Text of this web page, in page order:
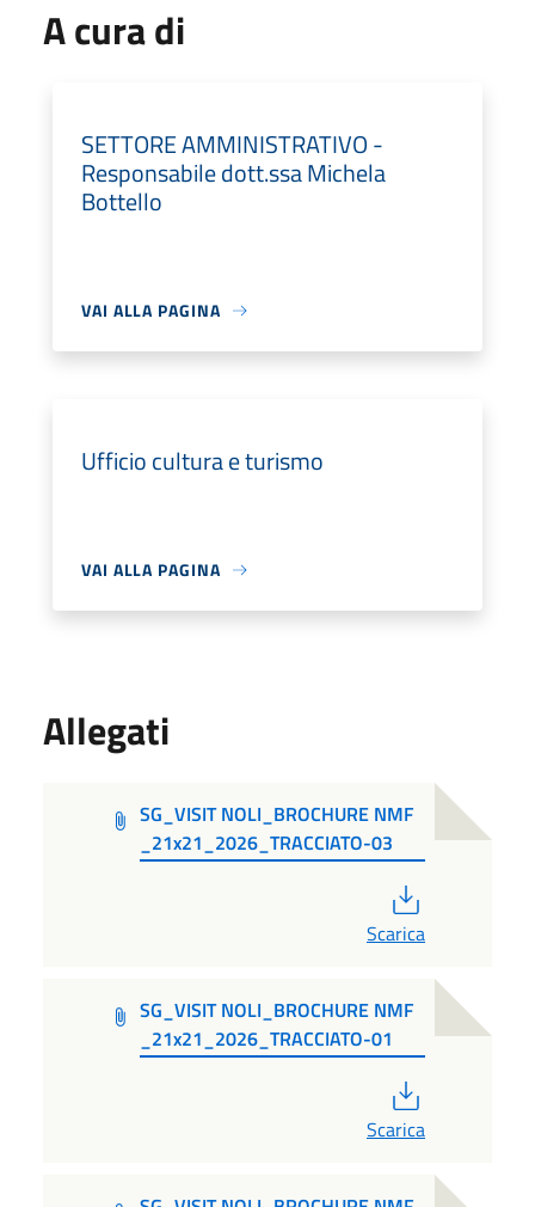
A cura di
SETTORE AMMINISTRATIVO -
Responsabile dott.ssa Michela
Bottello
VAI ALLA PAGINA
Ufficio cultura e turismo
VAI ALLA PAGINA
Allegati
SG_VISIT NOLI_BROCHURE NMF
_21x21_2026_TRACCIATO-03
Scarica
SG_VISIT NOLI_BROCHURE NMF
_21x21_2026_TRACCIATO-01
Scarica